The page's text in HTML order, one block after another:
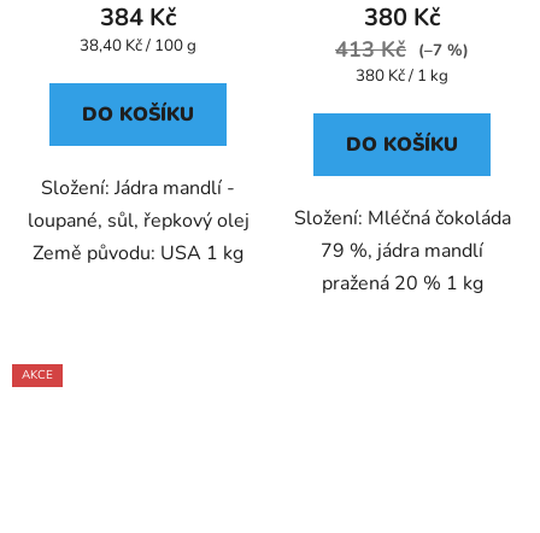
384 Kč
Měrná
38,40 Kč / 100 g
DO KOŠÍKU
Složení: Jádra mandlí -
loupané, sůl, řepkový olej
Země původu: USA 1 kg
380 Kč
413 Kč
(–7 %)
Měrná
380 Kč / 1 kg
DO KOŠÍKU
Složení: Mléčná čokoláda
79 %, jádra mandlí
pražená 20 % 1 kg
AKCE